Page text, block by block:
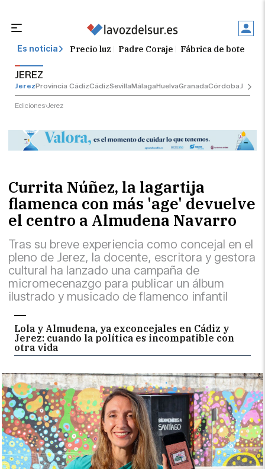
Es noticia Precio luz Padre Coraje Fábrica de botellas
JEREZ
JerezProvincia CádizCádizSevillaMálagaHuelvaGranadaCórdobaJaén
Ediciones Jerez
Currita Núñez, la lagartija
flamenca con más 'age' devuelve
el centro a Almudena Navarro
Tras su breve experiencia como concejal en el
pleno de Jerez, la docente, escritora y gestora
cultural ha lanzado una campaña de
micromecenazgo para publicar un álbum
ilustrado y musicado de flamenco infantil
Lola y Almudena, ya exconcejales en Cádiz y
Jerez: cuando la política es incompatible con
otra vida